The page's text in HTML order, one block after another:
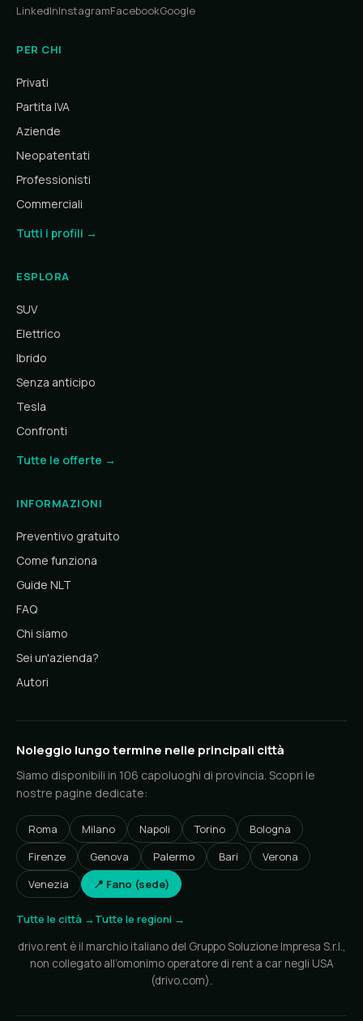
LinkedInInstagramFacebookGoogle
PER CHI
Privati
Partita IVA
Aziende
Neopatentati
Professionisti
Commerciali
Tutti i profili →
ESPLORA
SUV
Elettrico
Ibrido
Senza anticipo
Tesla
Confronti
Tutte le offerte →
INFORMAZIONI
Preventivo gratuito
Come funziona
Guide NLT
FAQ
Chi siamo
Sei un'azienda?
Autori
Noleggio lungo termine nelle principali città
Siamo disponibili in 106 capoluoghi di provincia. Scopri le
nostre pagine dedicate:
Roma Milano Napoli Torino
Bologna
Firenze
Genova Palermo Bari
Verona
Venezia
📍 Fano (sede)
Tutte le città →Tutte le regioni →
drivo.rent è il marchio italiano del Gruppo Soluzione Impresa S.r.l.,
non collegato all’omonimo operatore di rent a car negli USA
(drivo.com).